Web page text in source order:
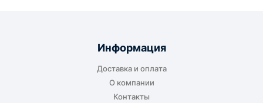
Информация
Доставка и оплата
О компании
Контакты